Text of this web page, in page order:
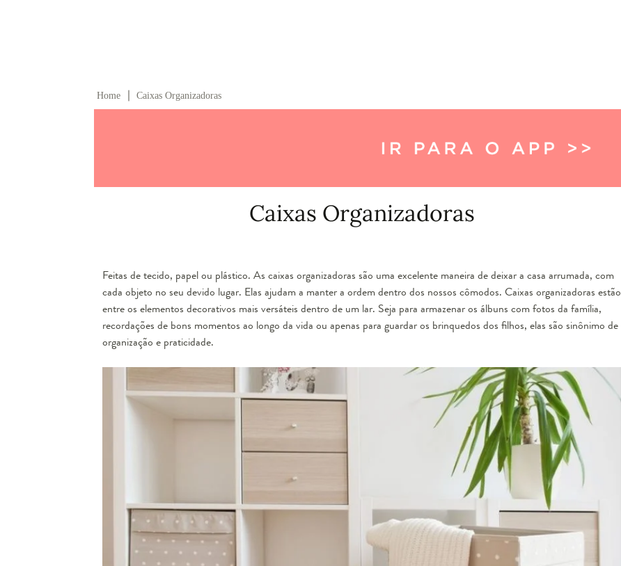
Home Caixas Organizadoras
Caixas Organizadoras
Feitas de tecido, papel ou plástico. As caixas organizadoras são uma excelente maneira de deixar a casa arrumada, com
cada objeto no seu devido lugar. Elas ajudam a manter a ordem dentro dos nossos cômodos. Caixas organizadoras estão
entre os elementos decorativos mais versáteis dentro de um lar. Seja para armazenar os álbuns com fotos da família,
recordações de bons momentos ao longo da vida ou apenas para guardar os brinquedos dos filhos, elas são sinônimo de
organização e praticidade.